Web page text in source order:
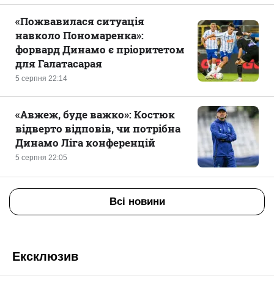
5 серпня 22:14
«Пожвавилася ситуація
навколо Пономаренка»:
форвард Динамо є пріоритетом
для Галатасарая
5 серпня 22:05
«Авжеж, буде важко»: Костюк
відверто відповів, чи потрібна
Динамо Ліга конференцій
Всі новини
Ексклюзив